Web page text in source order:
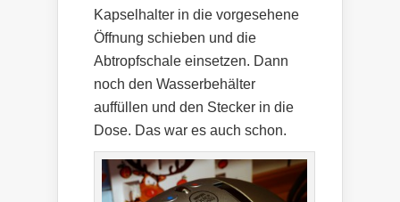
Kapselhalter in die vorgesehene
Öffnung schieben und die
Abtropfschale einsetzen. Dann
noch den Wasserbehälter
auffüllen und den Stecker in die
Dose. Das war es auch schon.